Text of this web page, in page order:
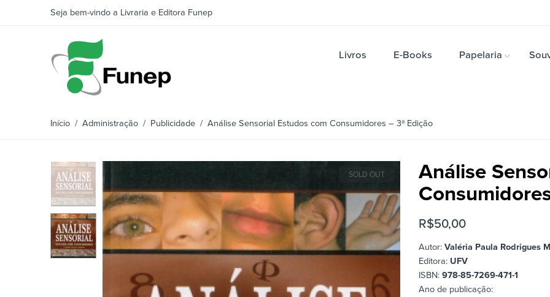
Seja bem-vindo a Livraria e Editora Funep
Livros E-Books Papelaria
Início / Administração / Publicidade / Análise Sensorial Estudos com Consumidores – 3ª Edição
SOLD OUT
Análise
R$50,00
Autor: Valéria Paula Rodrigues
Editora: UFV
ISBN: 978-85-7269-471-1
Ano de publicação: